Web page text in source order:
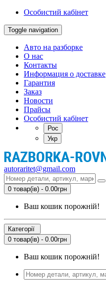
Особистий кабінет
Toggle navigation
Авто на разборке
О нас
Контакты
Информация о доставке
Гарантия
Заказ
Новости
Прайсы
Особистий кабінет
Рос
Укр
autoraritet@gmail.com
0 товар(ів) - 0.00грн
Ваш кошик порожній!
Категорії
0 товар(ів) - 0.00грн
Ваш кошик порожній!